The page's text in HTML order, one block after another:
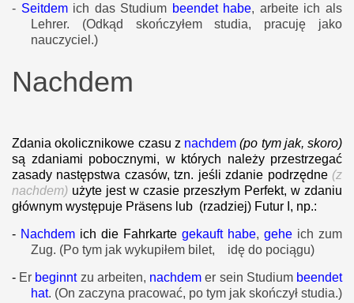
- Seitdem ich das Studium beendet habe, arbeite ich als
Lehrer. (Odkąd skończyłem studia, pracuję jako
nauczyciel.)
Nachdem
Zdania okolicznikowe czasu z nachdem(po tym jak, skoro)
są zdaniami pobocznymi, w których należy przestrzegać
zasady następstwa czasów, tzn. jeśli zdanie podrzędne (z
nachdem) użyte jest w czasie przeszłym Perfekt, w zdaniu
głównym występuje Präsens lub (rzadziej) Futur I, np.:
- Nachdem ich die Fahrkarte gekauft habe, gehe ich zum
Zug. (Po tym jak wykupiłem bilet, idę do pociągu)
- Er beginnt zu arbeiten, nachdemer sein Studium beendet
hat. (On zaczyna pracować, po tym jak skończył studia.)